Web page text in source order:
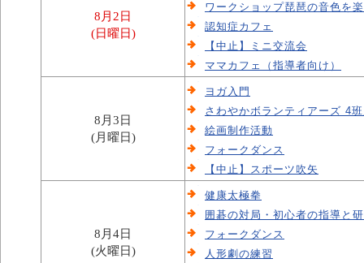
8月2日
(日曜日)
ワークショップ琵琶の音色を
認知症カフェ
【中止】ミニ交流会
ママカフェ（指導者向け）
8月3日
(月曜日)
ヨガ入門
さわやかボランティアーズ 4
絵画制作活動
フォークダンス
【中止】スポーツ吹矢
8月4日
(火曜日)
健康太極拳
囲碁の対局・初心者の指導と
フォークダンス
人形劇の練習